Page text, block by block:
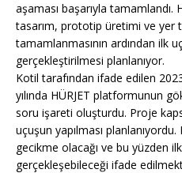
aşaması başarıyla tamamlandı.
tasarım, prototip üretimi ve yer
tamamlanmasının ardından ilk
gerçekleştirilmesi planlanıyor.
Kotil tarafından ifade edilen
yılında HÜRJET platformunun
soru işareti oluşturdu. Proje
uçuşun yapılması
gecikme olacağı ve bu yüzden
gerçekleşebileceği ifade